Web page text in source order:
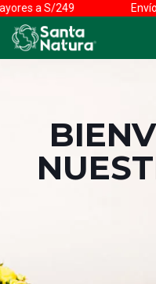
S/249 GRATIS